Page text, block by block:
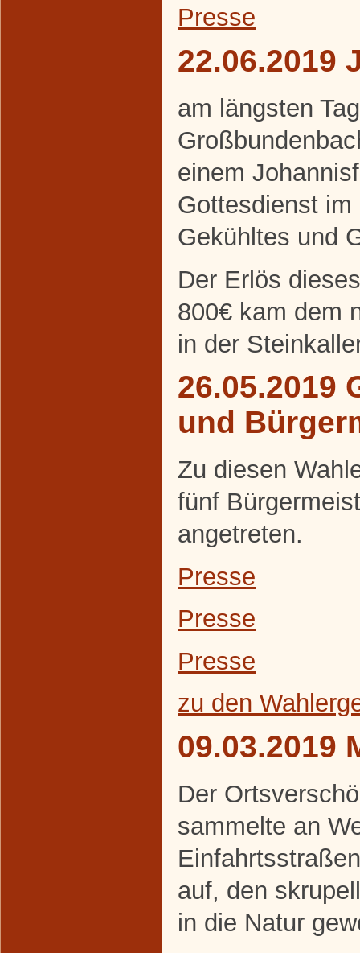
Presse
22.06.2019
am längsten
einem
Gottesdienst
Gekühltes und
Der Erlös
800€ kam dem
in der
26.05.2019
und
Zu diesen
fünf
angetreten.
Presse
Presse
Presse
zu den
09.03.2019
Der
sammelte an
auf, den
in die Natur